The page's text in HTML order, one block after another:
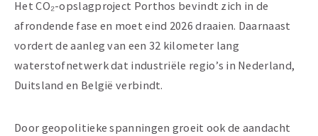
Het CO₂-opslagproject Porthos bevindt zich in de
afrondende fase en moet eind 2026 draaien. Daarnaast
vordert de aanleg van een 32 kilometer lang
waterstofnetwerk dat industriële regio’s in Nederland,
Duitsland en België verbindt.
Door geopolitieke spanningen groeit ook de aandacht